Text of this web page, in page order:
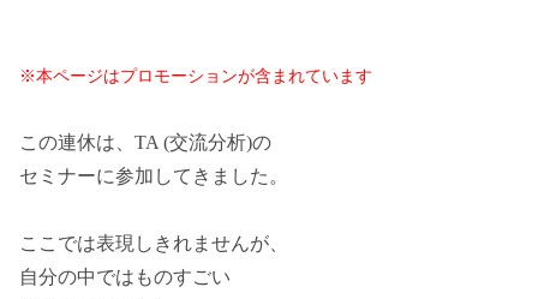
※本ページはプロモーションが含まれています
この連休は、TA (交流分析)の
セミナーに参加してきました。
ここでは表現しきれませんが、
自分の中ではものすごい